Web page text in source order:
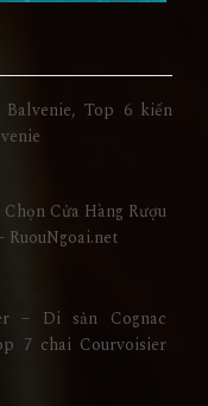
Top 6 kiến
Cửa Hàng Rượu
– Di sản Cognac
7 chai Courvoisier